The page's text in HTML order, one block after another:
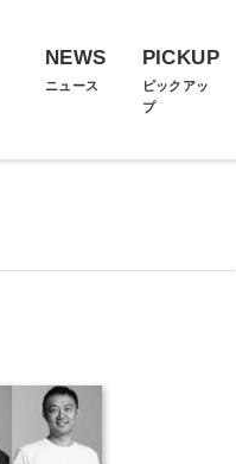
NEWS
ニュース
PICKUP
ピックアッ
プ